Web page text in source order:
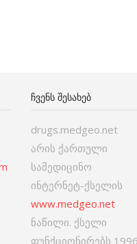
ᲩᲕᲔᲜᲡ ᲨᲔᲡᲐᲮᲔᲑ
drugs.medgeo.net
არის ქართული
სამედიცინო
ინტერნეტ-ქსელის
www.medgeo.net
ნაწილი. ქსელი
ფუნქციონირებს 1996